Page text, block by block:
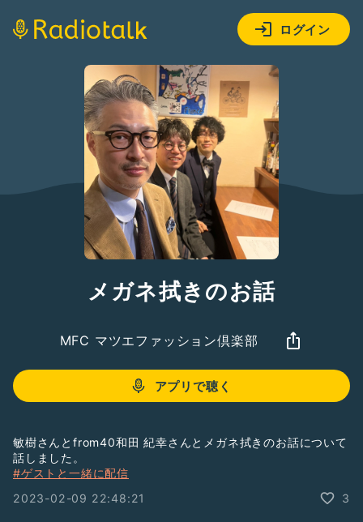
ログイン
メガネ拭きのお話
MFC マツエファッション倶楽部
アプリで聴く
敏樹さんとfrom40和田 紀幸さんとメガネ拭きのお話について
話しました。
#ゲストと一緒に配信
2023-02-09 22:48:21
3